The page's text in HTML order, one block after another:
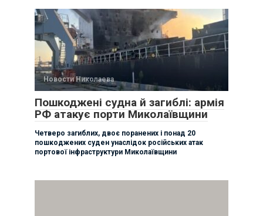
Новости Николаева
Пошкоджені судна й загиблі: армія
РФ атакує порти Миколаївщини
Четверо загиблих, двоє поранених і понад 20
пошкоджених суден унаслідок російських атак
портової інфраструктури Миколаївщини